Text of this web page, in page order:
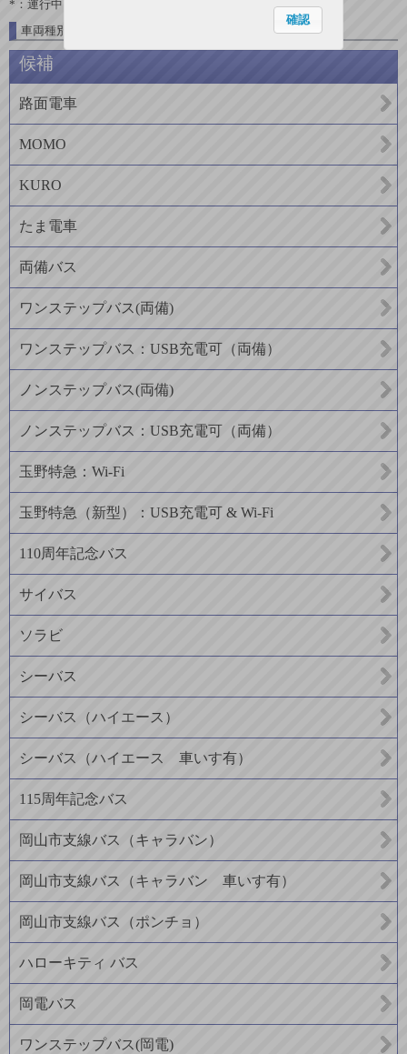
*：運行中
車両種別一覧
候補
路面電車
MOMO
KURO
たま電車
両備バス
ワンステップバス(両備)
ワンステップバス：USB充電可（両備）
ノンステップバス(両備)
ノンステップバス：USB充電可（両備）
玉野特急：Wi-Fi
玉野特急（新型）：USB充電可 & Wi-Fi
110周年記念バス
サイバス
ソラビ
シーバス
シーバス（ハイエース）
シーバス（ハイエース 車いす有）
115周年記念バス
岡山市支線バス（キャラバン）
岡山市支線バス（キャラバン 車いす有）
岡山市支線バス（ポンチョ）
ハローキティ バス
岡電バス
ワンステップバス(岡電)
確認